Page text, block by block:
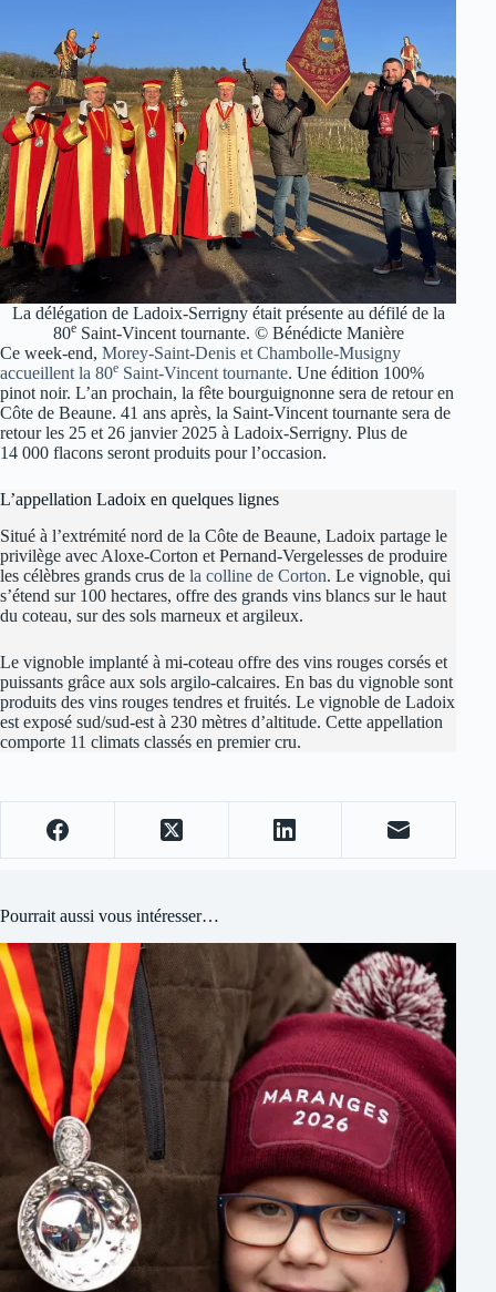
La délégation de Ladoix-Serrigny était présente au défilé de la
80eSaint-Vincent tournante. © Bénédicte Manière
Ce week-end, Morey-Saint-Denis et Chambolle-Musigny
accueillent la 80e Saint-Vincent tournante. Une édition 100%
pinot noir. L’an prochain, la fête bourguignonne sera de retour en
Côte de Beaune. 41 ans après, la Saint-Vincent tournante sera de
retour les 25 et 26 janvier 2025 à Ladoix-Serrigny. Plus de
14 000 flacons seront produits pour l’occasion.
L’appellation Ladoix en quelques lignes
Situé à l’extrémité nord de la Côte de Beaune, Ladoix partage le
privilège avec Aloxe-Corton et Pernand-Vergelesses de produire
les célèbres grands crus de la colline de Corton. Le vignoble, qui
s’étend sur 100 hectares, offre des grands vins blancs sur le haut
du coteau, sur des sols marneux et argileux.
Le vignoble implanté à mi-coteau offre des vins rouges corsés et
puissants grâce aux sols argilo-calcaires. En bas du vignoble sont
produits des vins rouges tendres et fruités. Le vignoble de Ladoix
est exposé sud/sud-est à 230 mètres d’altitude. Cette appellation
comporte 11 climats classés en premier cru.
Pourrait aussi vous intéresser…